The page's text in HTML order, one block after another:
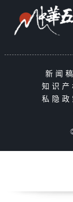
新闻
知识
私隐